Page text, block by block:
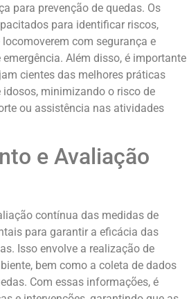
para prevenção de quedas. Os
para identificar riscos,
com segurança e
Além disso, é importante
cientes das melhores práticas
minimizando o risco de
ou assistência nas atividades
e Avaliação
contínua das medidas de
para garantir a eficácia das
Isso envolve a realização de
bem como a coleta de dados
Com essas informações, é